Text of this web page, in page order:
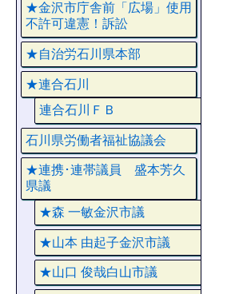
★金沢市庁舎前「広場」使用
不許可違憲！訴訟
★自治労石川県本部
★連合石川
連合石川ＦＢ
石川県労働者福祉協議会
★連携･連帯議員 盛本芳久
県議
★森 一敏金沢市議
★山本 由起子金沢市議
★山口 俊哉白山市議